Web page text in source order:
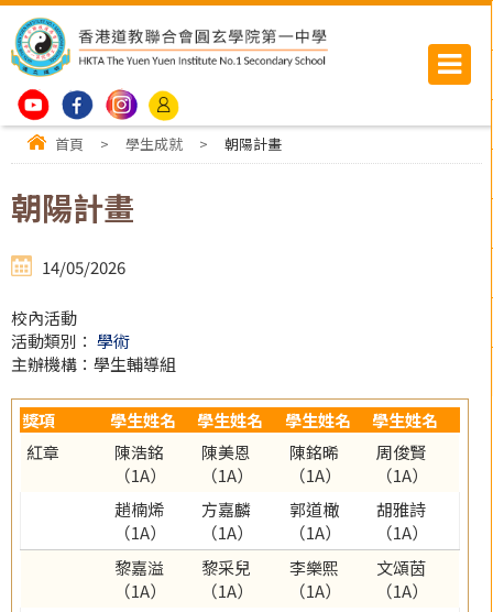
首頁 > 學生成就 > 朝陽計畫
朝陽計畫
14/05/2026
校內活動
活動類別： 學術
主辦機構：學生輔導組
獎項 學生姓名 學生姓名 學生姓名
學生姓名
紅章
陳浩銘
（1A）
陳美恩
（1A）
陳銘晞
（1A）
周俊賢
（1A）
趙楠烯
（1A）
方嘉麟
（1A）
郭道橄
（1A）
胡雅詩
（1A）
黎嘉溢
（1A）
黎采兒
（1A）
李樂熙
（1A）
文頌茵
（1A）